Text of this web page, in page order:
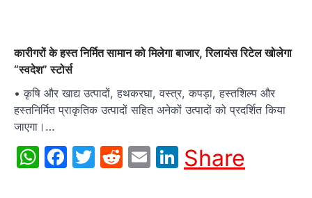
कारीगरों के हस्त निर्मित सामान को मिलेगा बाजार, रिलायंस रिटेल खोलेगा
“स्वदेश” स्टोर्स
• कृषि और खाद्य उत्पादों, हथकरघा, वस्त्र, कपड़ा, हस्तशिल्प और
हस्तनिर्मित प्राकृतिक उत्पादों सहित अनेकों उत्पादों को प्रदर्शित किया
जाएगा।…
WhatsApp
Facebook
Twitter
Reddit
EmailLinkedIn
Share